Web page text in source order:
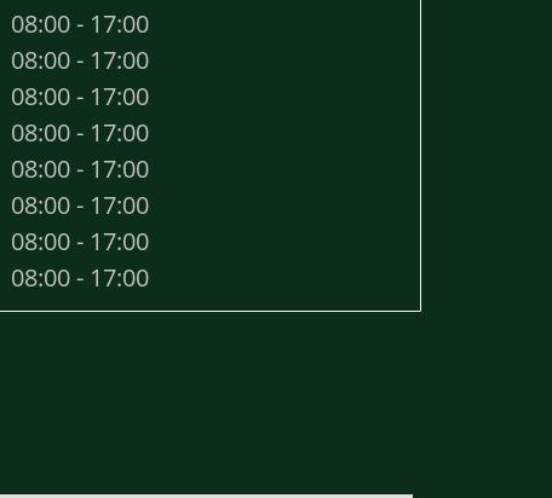
08:00 - 17:00
08:00 - 17:00
08:00 - 17:00
08:00 - 17:00
08:00 - 17:00
08:00 - 17:00
08:00 - 17:00
08:00 - 17:00